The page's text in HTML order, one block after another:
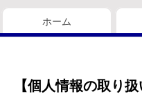
ホーム
【個人情報の取り扱